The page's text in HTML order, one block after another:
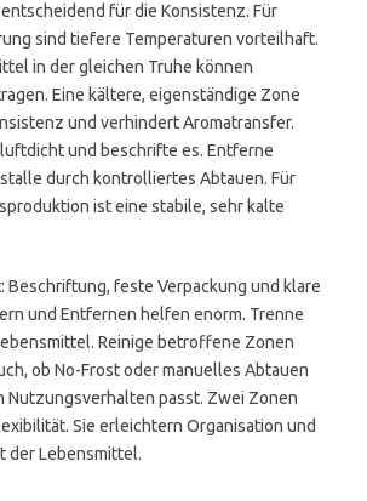
für die Konsistenz. Für
sind tiefere Temperaturen vorteilhaft.
in der gleichen Truhe können
Eine kältere, eigenständige Zone
und verhindert Aromatransfer.
luftdicht und beschrifte es. Entferne
durch kontrolliertes Abtauen. Für
ist eine stabile, sehr kalte
Beschriftung, feste Verpackung und klare
und Entfernen helfen enorm. Trenne
Reinige betroffene Zonen
ob No-Frost oder manuelles Abtauen
Nutzungsverhalten passt. Zwei Zonen
Sie erleichtern Organisation und
der Lebensmittel.